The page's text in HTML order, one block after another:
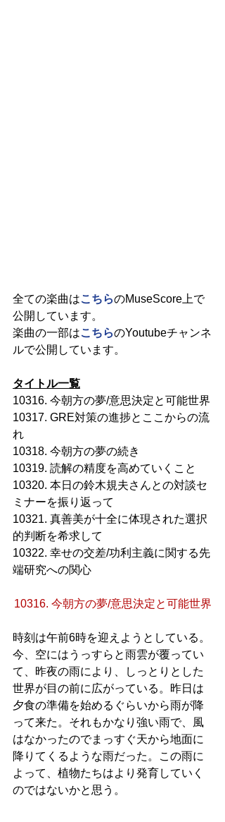
全ての楽曲はこちらのMuseScore上で
公開しています。
楽曲の一部はこちらのYoutubeチャンネ
ルで公開しています。
タイトル一覧
10316. 今朝方の夢/意思決定と可能世界
10317. GRE対策の進捗とここからの流
れ
10318. 今朝方の夢の続き
10319. 読解の精度を高めていくこと
10320. 本日の鈴木規夫さんとの対談セ
ミナーを振り返って
10321. 真善美が十全に体現された選択
的判断を希求して
10322. 幸せの交差/功利主義に関する先
端研究への関心
10316. 今朝方の夢/意思決定と可能世界
時刻は午前6時を迎えようとしている。
今、空にはうっすらと雨雲が覆ってい
て、昨夜の雨により、しっとりとした
世界が目の前に広がっている。昨日は
夕食の準備を始めるぐらいから雨が降
って来た。それもかなり強い雨で、風
はなかったのでまっすぐ天から地面に
降りてくるような雨だった。この雨に
よって、植物たちはより発育していく
のではないかと思う。